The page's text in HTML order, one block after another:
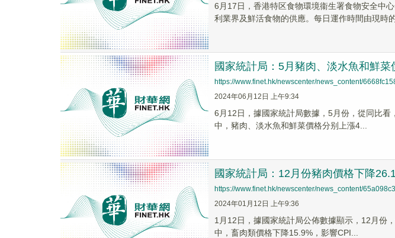
6月17日，香港特区食物環境衞生署食物安全中
利業界及鮮活食物的供應。每日運作時間由現時的
國家統計局：5月豬肉、淡水魚和鮮
https://www.finet.hk/newscenter/news_content/
2024年06月12日 上午9:34
6月12日，據國家統計局數據，5月份，從同比
中，豬肉、淡水魚和鮮菜價格分别上漲4...
國家統計局：12月份豬肉價格下降
https://www.finet.hk/newscenter/news_content/
2024年01月12日 上午9:36
1月12日，據國家統計局公佈數據顯示，12月份
中，畜肉類價格下降15.9%，影響CPI...